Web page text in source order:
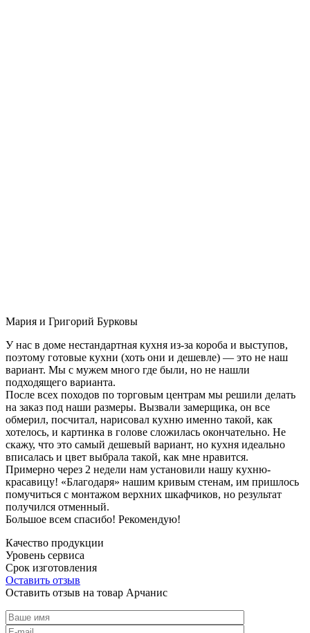
Мария и Григорий Бурковы
У нас в доме нестандартная кухня из-за короба и выступов,
поэтому готовые кухни (хоть они и дешевле) — это не наш
вариант. Мы с мужем много где были, но не нашли
подходящего варианта.
После всех походов по торговым центрам мы решили делать
на заказ под наши размеры. Вызвали замерщика, он все
обмерил, посчитал, нарисовал кухню именно такой, как
хотелось, и картинка в голове сложилась окончательно. Не
скажу, что это самый дешевый вариант, но кухня идеально
вписалась и цвет выбрала такой, как мне нравится.
Примерно через 2 недели нам установили нашу кухню-
красавицу! «Благодаря» нашим кривым стенам, им пришлось
помучиться с монтажом верхних шкафчиков, но результат
получился отменный.
Большое всем спасибо! Рекомендую!
Качество продукции
Уровень сервиса
Срок изготовления
Оставить отзыв
Оставить отзыв на товар Арчанис